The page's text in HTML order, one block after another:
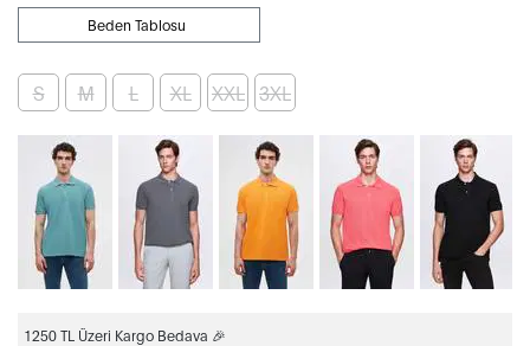
Beden Tablosu
S M L XL XXL 3XL
1250 TL Üzeri Kargo Bedava 🎉